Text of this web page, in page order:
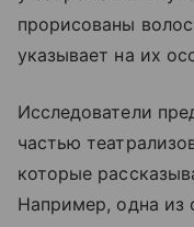
прорисованы
указывает на их
Исследователи
частью
которые
Например, одна из